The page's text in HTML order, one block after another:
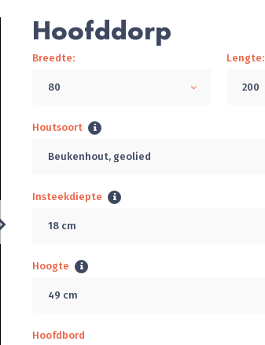
Hoofddorp
Breedte:
80
Lengte:
200
Houtsoort
Beukenhout, geolied
Insteekdiepte
18 cm
Hoogte
49 cm
Hoofdbord